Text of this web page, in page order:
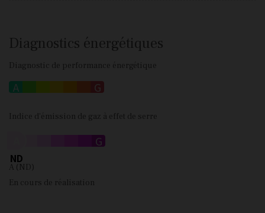
Diagnostics énergétiques
Diagnostic de performance énergétique
A G
Indice d'émission de gaz à effet de serre
ND
G
A (ND)
En cours de réalisation